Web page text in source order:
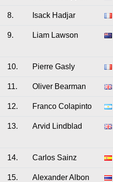
8. Isack Hadjar
9. Liam Lawson
10. Pierre Gasly
11. Oliver Bearman
12. Franco Colapinto
13. Arvid Lindblad
14. Carlos Sainz
15. Alexander Albon